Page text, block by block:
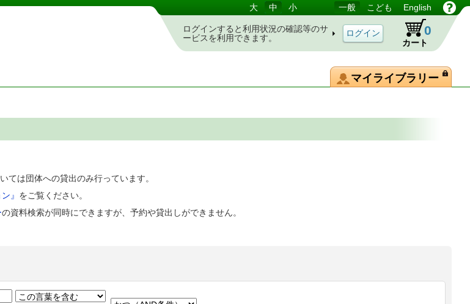
・予約システム 大 中 小 一般 こども English
ログインすると利用状況の確認等のサ
ービスを利用できます。
カート
0
マイライブラリー
ては団体への貸出のみ行っています。
』 をご覧ください。
の資料検索が同時にできますが、予約や貸出しができません。